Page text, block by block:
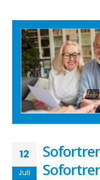
12
Juli